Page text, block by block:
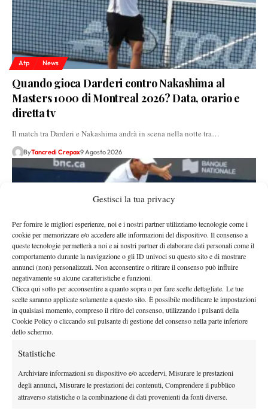
Gestisci la tua privacy
Per fornire le migliori esperienze, noi e i nostri partner utilizziamo tecnologie come i
cookie per memorizzare e/o accedere alle informazioni del dispositivo. Il consenso a
queste tecnologie permetterà a noi e ai nostri partner di elaborare dati personali come il
comportamento durante la navigazione o gli ID univoci su questo sito e di mostrare
annunci (non) personalizzati. Non acconsentire o ritirare il consenso può influire
negativamente su alcune caratteristiche e funzioni.
Clicca qui sotto per acconsentire a quanto sopra o per fare scelte dettagliate. Le tue
scelte saranno applicate solamente a questo sito. È possibile modificare le impostazioni
in qualsiasi momento, compreso il ritiro del consenso, utilizzando i pulsanti della
Cookie Policy o cliccando sul pulsante di gestione del consenso nella parte inferiore
dello schermo.
Statistiche
Archiviare informazioni su dispositivo e/o accedervi, Misurare le prestazioni
degli annunci, Misurare le prestazioni dei contenuti, Comprendere il pubblico
attraverso statistiche o la combinazione di dati provenienti da fonti diverse.
Atp News
Quando gioca Darderi contro Nakashima al
Masters 1000 di Montreal 2026? Data, orario e
diretta tv
Il match tra Darderi e Nakashima andrà in scena nella notte tra…
ByTancredi Crepax9 Agosto 2026
Atp News
Masters 1000 Montreal 2026: programma, orario
e ordine di gioco lunedì 10 agosto. Darderi sul
centrale dopo Jodar-Fils
Sarà la giornata di Luciano Darderi, che cercherà la sua seconda
semifinale…
By Tancredi Crepax 9 Agosto 2026